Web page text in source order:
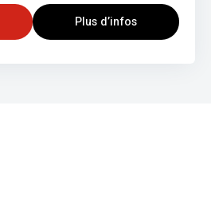
Plus d’infos